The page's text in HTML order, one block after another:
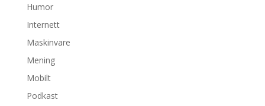
Humor
Internett
Maskinvare
Mening
Mobilt
Podkast